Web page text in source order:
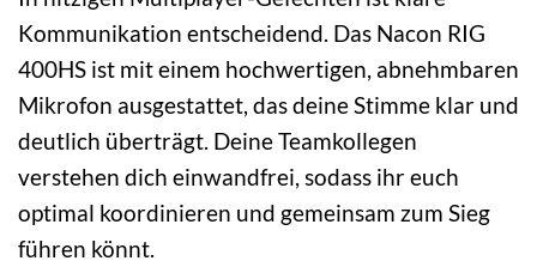
Kommunikation entscheidend. Das Nacon RIG
400HS ist mit einem hochwertigen, abnehmbaren
Mikrofon ausgestattet, das deine Stimme klar und
deutlich überträgt. Deine Teamkollegen
verstehen dich einwandfrei, sodass ihr euch
optimal koordinieren und gemeinsam zum Sieg
führen könnt.